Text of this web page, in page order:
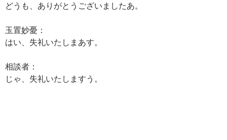
どうも、ありがとうございましたあ。
玉置妙憂：
はい、失礼いたしまあす。
相談者：
じゃ、失礼いたしますう。